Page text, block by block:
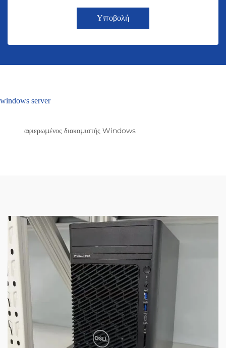
Υποβολή
windows server
αφιερωμένος διακομιστής Windows